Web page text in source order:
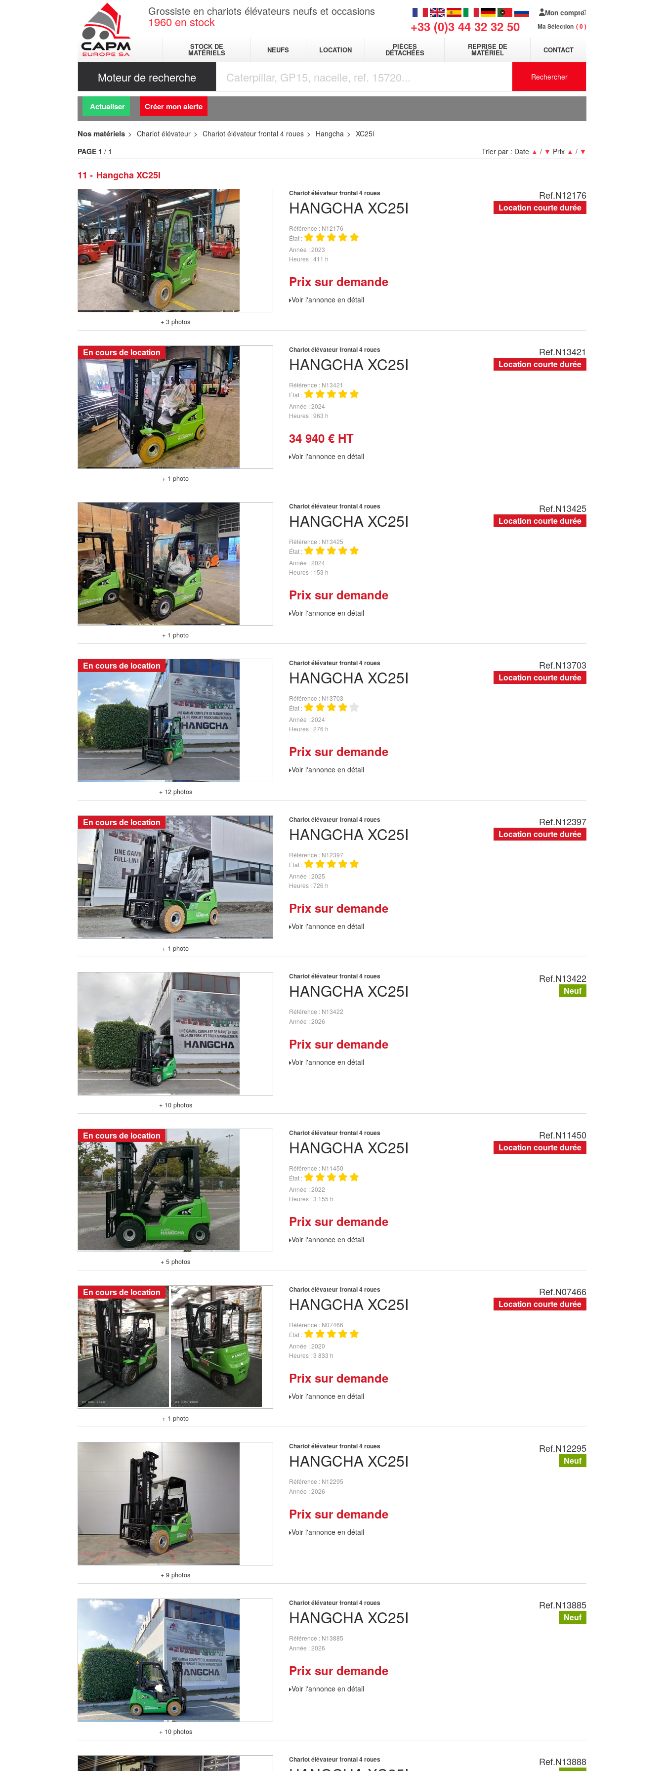
Grossiste en chariots élévateurs neufs et occasions
1960 en stock +33 (0)3 44 32 32 50
Mon compte
Ma Sélection 0
STOCK DE
MATÉRIELS NEUFS LOCATION PIÈCES
DÉTACHÉES
REPRISE DE
MATÉRIEL CONTACT
Moteur de recherche Rechercher
Actualiser Créer mon alerte
Nos matériels Chariot élévateur Chariot élévateur frontal 4 roues Hangcha XC25i
11 Hangcha XC25I
Trier par : Date ▲ / ▼ Prix ▲ / ▼
PAGE 1 / 1
+ 3 photos
HANGCHA XC25I
Chariot élévateur frontal 4 roues
Référence
N12176
État
Année 2023
Heures 411 h
Prix sur demande
Voir l'annonce en détail
Ref.N12176
Location courte durée
En cours de location
+ 1 photo
HANGCHA XC25I
Chariot élévateur frontal 4 roues
Référence
N13421
État
Année 2024
Heures 963 h
34 940 € HT
Voir l'annonce en détail
Ref.N13421
Location courte durée
+ 1 photo
HANGCHA XC25I
Chariot élévateur frontal 4 roues
Référence
N13425
État
Année 2024
Heures 153 h
Prix sur demande
Voir l'annonce en détail
Ref.N13425
Location courte durée
En cours de location
+ 12 photos
HANGCHA XC25I
Chariot élévateur frontal 4 roues
Référence
N13703
État
Année 2024
Heures 276 h
Prix sur demande
Voir l'annonce en détail
Ref.N13703
Location courte durée
En cours de location
+ 1 photo
HANGCHA XC25I
Chariot élévateur frontal 4 roues
Référence
N12397
État
Année 2025
Heures 726 h
Prix sur demande
Voir l'annonce en détail
Ref.N12397
Location courte durée
+ 10 photos
HANGCHA XC25I
Chariot élévateur frontal 4 roues
Référence
N13422
Année 2026
Prix sur demande
Voir l'annonce en détail
Ref.N13422
Neuf
En cours de location
+ 5 photos
HANGCHA XC25I
Chariot élévateur frontal 4 roues
Référence
N11450
État
Année 2022
Heures 3 155 h
Prix sur demande
Voir l'annonce en détail
Ref.N11450
Location courte durée
En cours de location
+ 1 photo
HANGCHA XC25I
Chariot élévateur frontal 4 roues
Référence
N07466
État
Année 2020
Heures 3 833 h
Prix sur demande
Voir l'annonce en détail
Ref.N07466
Location courte durée
+ 9 photos
HANGCHA XC25I
Chariot élévateur frontal 4 roues
Référence
N12295
Année 2026
Prix sur demande
Voir l'annonce en détail
Ref.N12295
Neuf
+ 10 photos
HANGCHA XC25I
Chariot élévateur frontal 4 roues
Référence
N13885
Année 2026
Prix sur demande
Voir l'annonce en détail
Ref.N13885
Neuf
Chariot élévateur frontal 4 roues Ref.N13888